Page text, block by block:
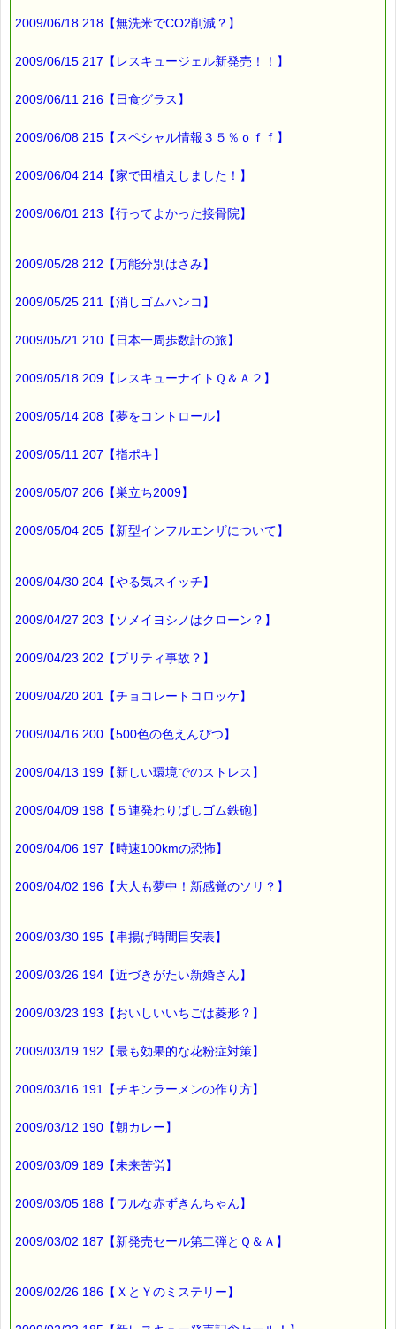
───────────────────────────────
バッチフラワーレメディ専門店＜ｅパスタイム＞
*****@pass-thyme.com
2009/06/18 218【無洗米でCO2削減？】
2009/06/15 217【レスキュージェル新発売！！】
2009/06/11 216【日食グラス】
2009/06/08 215【スペシャル情報３５％ｏｆｆ】
2009/06/04 214【家で田植えしました！】
2009/06/01 213【行ってよかった接骨院】
2009/05/28 212【万能分別はさみ】
2009/05/25 211【消しゴムハンコ】
2009/05/21 210【日本一周歩数計の旅】
2009/05/18 209【レスキューナイトＱ＆Ａ２】
2009/05/14 208【夢をコントロール】
2009/05/11 207【指ポキ】
2009/05/07 206【巣立ち2009】
2009/05/04 205【新型インフルエンザについて】
2009/04/30 204【やる気スイッチ】
2009/04/27 203【ソメイヨシノはクローン？】
2009/04/23 202【プリティ事故？】
2009/04/20 201【チョコレートコロッケ】
2009/04/16 200【500色の色えんぴつ】
2009/04/13 199【新しい環境でのストレス】
2009/04/09 198【５連発わりばしゴム鉄砲】
2009/04/06 197【時速100kmの恐怖】
2009/04/02 196【大人も夢中！新感覚のソリ？】
2009/03/30 195【串揚げ時間目安表】
2009/03/26 194【近づきがたい新婚さん】
2009/03/23 193【おいしいいちごは菱形？】
2009/03/19 192【最も効果的な花粉症対策】
2009/03/16 191【チキンラーメンの作り方】
2009/03/12 190【朝カレー】
2009/03/09 189【未来苦労】
2009/03/05 188【ワルな赤ずきんちゃん】
2009/03/02 187【新発売セール第二弾とＱ＆Ａ】
2009/02/26 186【ＸとＹのミステリー】